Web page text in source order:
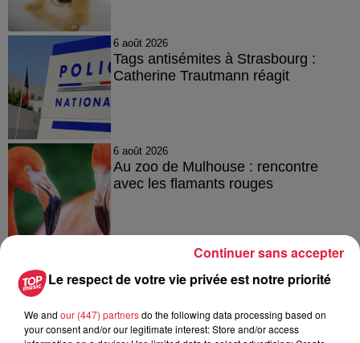
6 août 2026
Tags antisémites à Strasbourg :
Catherine Trautmann réagit
6 août 2026
Au zoo de Mulhouse : rencontre
avec les flamants rouges
À découvrir également
Le respect de votre vie privée est notre priorité
We and our (447) partnersdo the following data processing based on
your consent and/or our legitimate interest: Store and/or access
Continuer sans accepter